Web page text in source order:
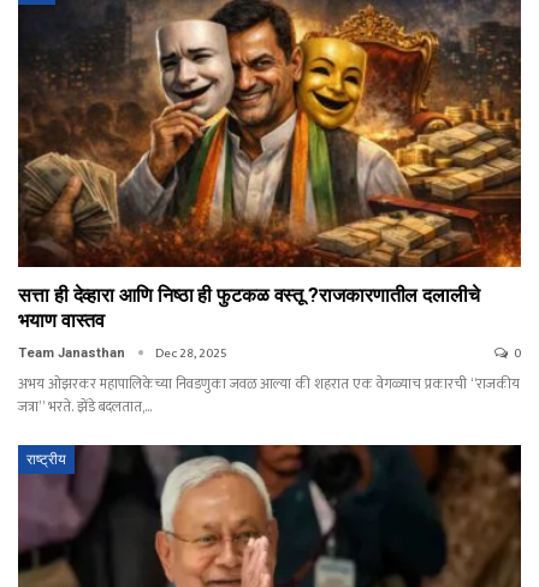
सत्ता ही देव्हारा आणि निष्ठा ही फुटकळ वस्तू ?राजकारणातील दलालीचे
भयाण वास्तव
Team Janasthan Dec 28, 2025 0
अभय ओझरकर महापालिकेच्या निवडणुका जवळ आल्या की शहरात एक वेगळ्याच प्रकारची “राजकीय
जत्रा” भरते. झेंडे बदलतात,…
राष्ट्रीय